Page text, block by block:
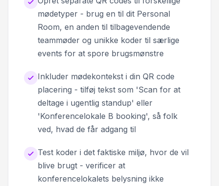
mødetyper - brug en til dit Personal
Room, en anden til tilbagevendende
teammøder og unikke koder til særlige
events for at spore brugsmønstre
Inkluder mødekontekst i din QR code
placering - tilføj tekst som 'Scan for at
deltage i ugentlig standup' eller
'Konferencelokale B booking', så folk
ved, hvad de får adgang til
Test koder i det faktiske miljø, hvor de vil
blive brugt - verificer at
konferencelokalets belysning ikke